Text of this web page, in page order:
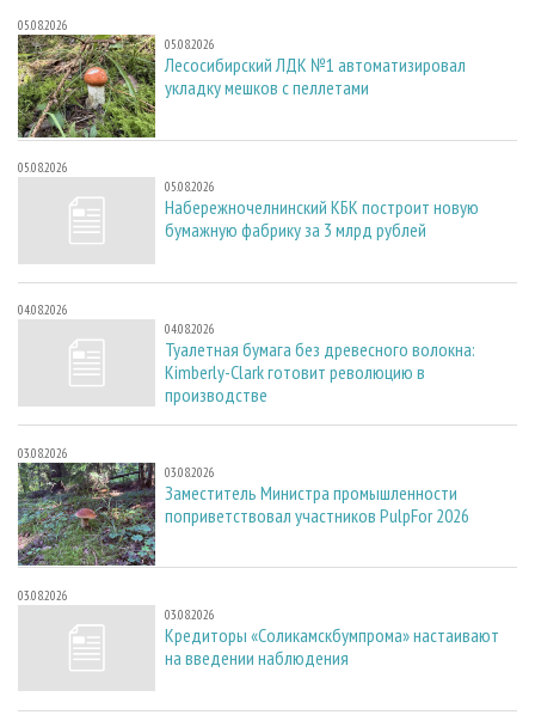
05.08.2026
05.08.2026
Лесосибирский ЛДК №1 автоматизировал
укладку мешков с пеллетами
05.08.2026
05.08.2026
Набережночелнинский КБК построит новую
бумажную фабрику за 3 млрд рублей
04.08.2026
04.08.2026
Туалетная бумага без древесного волокна:
Kimberly-Clark готовит революцию в
производстве
03.08.2026
03.08.2026
Заместитель Министра промышленности
поприветствовал участников PulpFor 2026
03.08.2026
03.08.2026
Кредиторы «Соликамскбумпрома» настаивают
на введении наблюдения